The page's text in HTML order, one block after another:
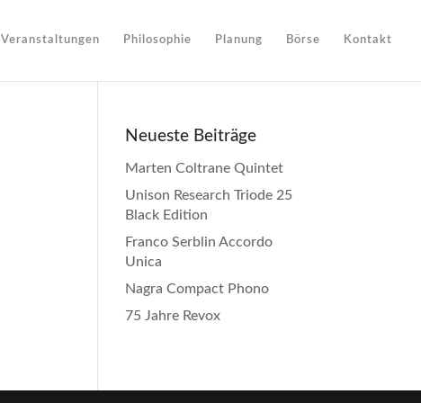
Veranstaltungen Philosophie Planung Börse Kontakt
Neueste Beiträge
Marten Coltrane Quintet
Unison Research Triode 25
Black Edition
Franco Serblin Accordo
Unica
Nagra Compact Phono
75 Jahre Revox